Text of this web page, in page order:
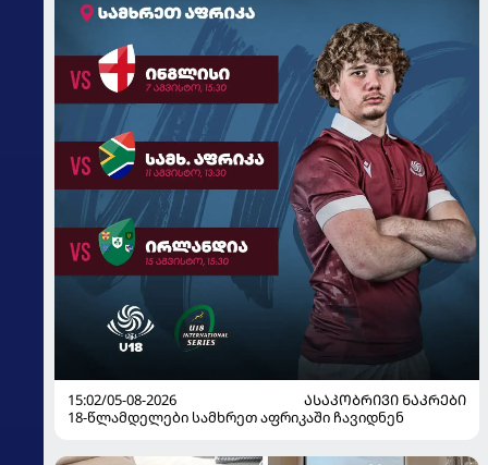
15:02/05-08-2026
ᲐᲡᲐᲙᲝᲑᲠᲘᲕᲘ ᲜᲐᲙᲠᲔᲑᲘ
18-წლამდელები სამხრეთ აფრიკაში ჩავიდნენ